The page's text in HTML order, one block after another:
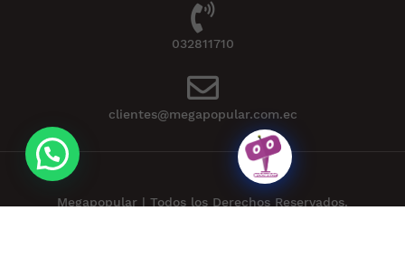
032811710
clientes@megapopular.com.ec
Megapopular | Todos los Derechos Reservados.